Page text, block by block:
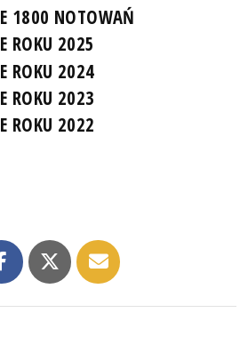
1800 NOTOWAŃ
ROKU 2025
ROKU 2024
ROKU 2023
ROKU 2022